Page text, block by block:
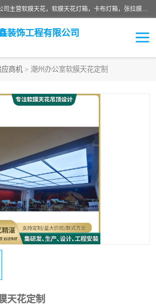
佛山朗鑫装饰工程有限公司主营软膜天花，软膜天花灯箱，卡布灯箱，张拉膜等产品，价格实惠，支持定制；公司专业装饰铺面，家居，会展特装，软膜等工程，技能精良人员，安装快、价格合理，质量保证、热诚与各方有识人士合作，欢迎新老客户来电咨询。
装饰工程有限公司
应商机 > 潮州办公室软膜天花定制
天花定制